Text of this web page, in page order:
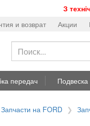
З
и возврат Акции
передач Подвеска
Запчасти на FORD